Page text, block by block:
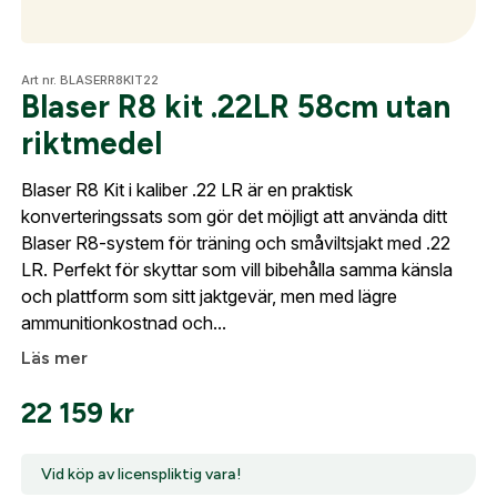
Optik
Mitt konto
Kontakta oss
Art nr. BLASERR8KIT22
Blaser R8 kit .22LR 58cm utan
riktmedel
Blaser R8 Kit i kaliber .22 LR är en praktisk
konverteringssats som gör det möjligt att använda ditt
Blaser R8-system för träning och småviltsjakt med .22
LR. Perfekt för skyttar som vill bibehålla samma känsla
och plattform som sitt jaktgevär, men med lägre
ammunitionkostnad och...
Läs mer
22 159 kr
Vid köp av licenspliktig vara!
Logga in
Logga in för att handla med dina avtalspriser, smidig
fakturabetalning och tillgång till orderhistorik.
När du är inloggad hanteras beställningen
automatiskt enligt dina inställningar.
E-postadress:*
Lösenord:
Företag- eller Föreningsnamn:*
Org. nummer
Leverans & fakturaadress
Gatuadress:*
Postnummer:*
Fyll i din e-post adress nedan så kontaktar vi dig
sortiment.